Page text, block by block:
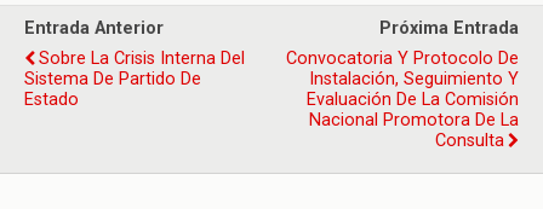
Entrada Anterior
Sobre La Crisis Interna Del
Sistema De Partido De
Estado
Próxima Entrada
Convocatoria Y Protocolo De
Instalación, Seguimiento Y
Evaluación De La Comisión
Nacional Promotora De La
Consulta